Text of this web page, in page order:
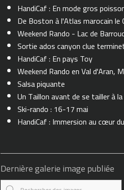
HandiCaf : En mode gros
De Boston à l'Atlas marocain le
Weekend Rando - Lac de
Sortie ados canyon clue
HandiCaf : En pays Toy
Weekend Rando en Val d'Aran,
Salsa piquante
Un Taillon avant de se tailler à
Ski-rando : 16-17 mai
HandiCaf : Immersion au cœur
Dernière galerie image publiée